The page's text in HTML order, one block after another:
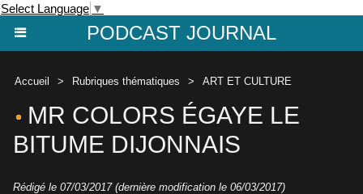
Select Language ▼
PODCAST JOURNAL
Accueil > Rubriques thématiques > ART ET CULTURE
MR COLORS ÉGAYE LE
BITUME DIJONNAIS
Rédigé le 07/03/2017 (dernière modification le 06/03/2017)